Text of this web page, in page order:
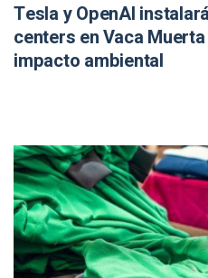
Tesla y OpenAI
centers en Vaca
impacto ambiental